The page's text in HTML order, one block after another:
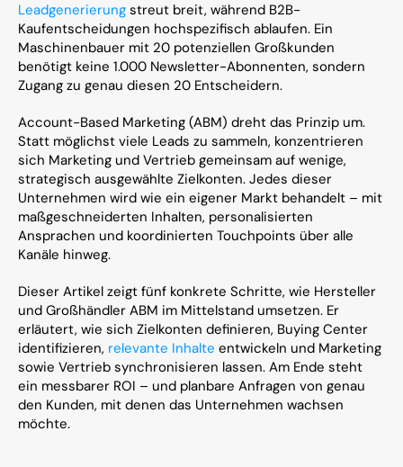
Leadgenerierung streut breit, während B2B-
Kaufentscheidungen hochspezifisch ablaufen. Ein
Maschinenbauer mit 20 potenziellen Großkunden
benötigt keine 1.000 Newsletter-Abonnenten, sondern
Zugang zu genau diesen 20 Entscheidern.
Account-Based Marketing (ABM) dreht das Prinzip um.
Statt möglichst viele Leads zu sammeln, konzentrieren
sich Marketing und Vertrieb gemeinsam auf wenige,
strategisch ausgewählte Zielkonten. Jedes dieser
Unternehmen wird wie ein eigener Markt behandelt – mit
maßgeschneiderten Inhalten, personalisierten
Ansprachen und koordinierten Touchpoints über alle
Kanäle hinweg.
Dieser Artikel zeigt fünf konkrete Schritte, wie Hersteller
und Großhändler ABM im Mittelstand umsetzen. Er
erläutert, wie sich Zielkonten definieren, Buying Center
identifizieren, relevante Inhalte entwickeln und Marketing
sowie Vertrieb synchronisieren lassen. Am Ende steht
ein messbarer ROI – und planbare Anfragen von genau
den Kunden, mit denen das Unternehmen wachsen
möchte.